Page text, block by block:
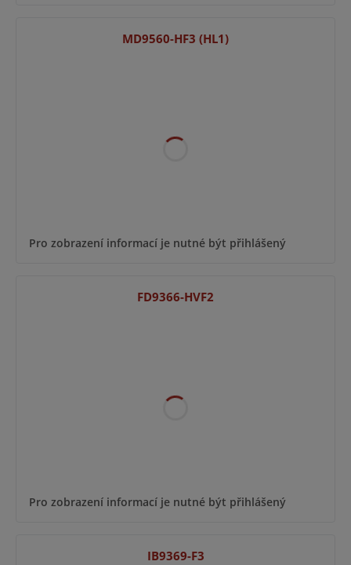
MD9560-HF3 (HL1)
Pro zobrazení informací je nutné být přihlášený
FD9366-HVF2
Pro zobrazení informací je nutné být přihlášený
IB9369-F3